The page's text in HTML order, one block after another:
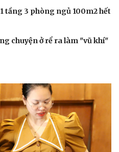
tầng 3 phòng ngủ 100m2 hết
chuyện ở rể ra làm "vũ khí"